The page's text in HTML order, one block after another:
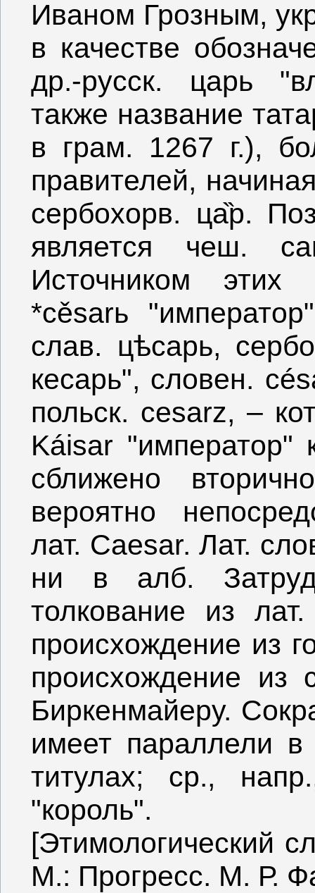
Иваном Грозным,
в качестве
др.-русск. царь
также название
в грам. 1267 г.),
правителей,
сербохорв. ца̏р.
является чеш.
Источником
*cěsarь
слав. цѣсарь,
кесарь", словен.
польск. сеsаrz, –
Káisar "император"
сближено
вероятно
лат. Саеsаr. Лат.
ни в алб.
толкование из
происхождение из
происхождение из
Биркенмайеру.
имеет параллели
титулах; ср.,
"король".
[Этимологический
М.: Прогресс. М. Р.